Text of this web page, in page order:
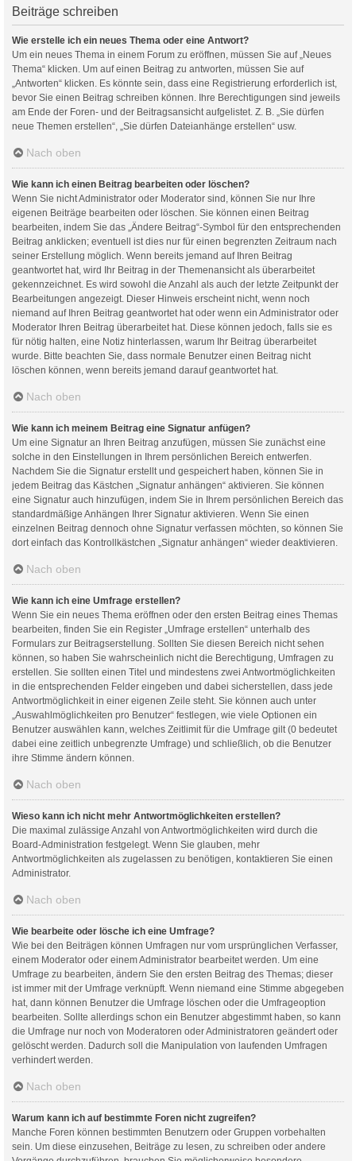
Beiträge schreiben
Wie erstelle ich ein neues Thema oder eine Antwort?
Um ein neues Thema in einem Forum zu eröffnen, müssen Sie auf „Neues
Thema“ klicken. Um auf einen Beitrag zu antworten, müssen Sie auf
„Antworten“ klicken. Es könnte sein, dass eine Registrierung erforderlich ist,
bevor Sie einen Beitrag schreiben können. Ihre Berechtigungen sind jeweils
am Ende der Foren- und der Beitragsansicht aufgelistet. Z. B. „Sie dürfen
neue Themen erstellen“, „Sie dürfen Dateianhänge erstellen“ usw.
Nach oben
Wie kann ich einen Beitrag bearbeiten oder löschen?
Wenn Sie nicht Administrator oder Moderator sind, können Sie nur Ihre
eigenen Beiträge bearbeiten oder löschen. Sie können einen Beitrag
bearbeiten, indem Sie das „Ändere Beitrag“-Symbol für den entsprechenden
Beitrag anklicken; eventuell ist dies nur für einen begrenzten Zeitraum nach
seiner Erstellung möglich. Wenn bereits jemand auf Ihren Beitrag
geantwortet hat, wird Ihr Beitrag in der Themenansicht als überarbeitet
gekennzeichnet. Es wird sowohl die Anzahl als auch der letzte Zeitpunkt der
Bearbeitungen angezeigt. Dieser Hinweis erscheint nicht, wenn noch
niemand auf Ihren Beitrag geantwortet hat oder wenn ein Administrator oder
Moderator Ihren Beitrag überarbeitet hat. Diese können jedoch, falls sie es
für nötig halten, eine Notiz hinterlassen, warum Ihr Beitrag überarbeitet
wurde. Bitte beachten Sie, dass normale Benutzer einen Beitrag nicht
löschen können, wenn bereits jemand darauf geantwortet hat.
Nach oben
Wie kann ich meinem Beitrag eine Signatur anfügen?
Um eine Signatur an Ihren Beitrag anzufügen, müssen Sie zunächst eine
solche in den Einstellungen in Ihrem persönlichen Bereich entwerfen.
Nachdem Sie die Signatur erstellt und gespeichert haben, können Sie in
jedem Beitrag das Kästchen „Signatur anhängen“ aktivieren. Sie können
eine Signatur auch hinzufügen, indem Sie in Ihrem persönlichen Bereich das
standardmäßige Anhängen Ihrer Signatur aktivieren. Wenn Sie einen
einzelnen Beitrag dennoch ohne Signatur verfassen möchten, so können Sie
dort einfach das Kontrollkästchen „Signatur anhängen“ wieder deaktivieren.
Nach oben
Wie kann ich eine Umfrage erstellen?
Wenn Sie ein neues Thema eröffnen oder den ersten Beitrag eines Themas
bearbeiten, finden Sie ein Register „Umfrage erstellen“ unterhalb des
Formulars zur Beitragserstellung. Sollten Sie diesen Bereich nicht sehen
können, so haben Sie wahrscheinlich nicht die Berechtigung, Umfragen zu
erstellen. Sie sollten einen Titel und mindestens zwei Antwortmöglichkeiten
in die entsprechenden Felder eingeben und dabei sicherstellen, dass jede
Antwortmöglichkeit in einer eigenen Zeile steht. Sie können auch unter
„Auswahlmöglichkeiten pro Benutzer“ festlegen, wie viele Optionen ein
Benutzer auswählen kann, welches Zeitlimit für die Umfrage gilt (0 bedeutet
dabei eine zeitlich unbegrenzte Umfrage) und schließlich, ob die Benutzer
ihre Stimme ändern können.
Nach oben
Wieso kann ich nicht mehr Antwortmöglichkeiten erstellen?
Die maximal zulässige Anzahl von Antwortmöglichkeiten wird durch die
Board-Administration festgelegt. Wenn Sie glauben, mehr
Antwortmöglichkeiten als zugelassen zu benötigen, kontaktieren Sie einen
Administrator.
Nach oben
Wie bearbeite oder lösche ich eine Umfrage?
Wie bei den Beiträgen können Umfragen nur vom ursprünglichen Verfasser,
einem Moderator oder einem Administrator bearbeitet werden. Um eine
Umfrage zu bearbeiten, ändern Sie den ersten Beitrag des Themas; dieser
ist immer mit der Umfrage verknüpft. Wenn niemand eine Stimme abgegeben
hat, dann können Benutzer die Umfrage löschen oder die Umfrageoption
bearbeiten. Sollte allerdings schon ein Benutzer abgestimmt haben, so kann
die Umfrage nur noch von Moderatoren oder Administratoren geändert oder
gelöscht werden. Dadurch soll die Manipulation von laufenden Umfragen
verhindert werden.
Nach oben
Warum kann ich auf bestimmte Foren nicht zugreifen?
Manche Foren können bestimmten Benutzern oder Gruppen vorbehalten
sein. Um diese einzusehen, Beiträge zu lesen, zu schreiben oder andere